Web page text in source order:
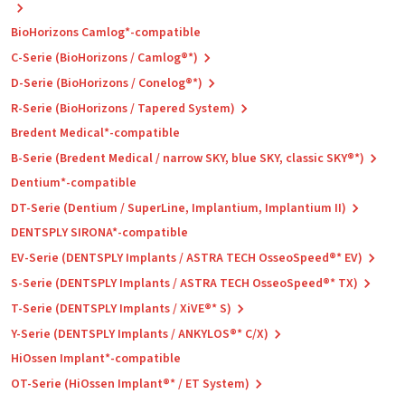
BioHorizons Camlog*-compatible
C-Serie (BioHorizons / Camlog®*)
D-Serie (BioHorizons / Conelog®*)
R-Serie (BioHorizons / Tapered System)
Bredent Medical*-compatible
B-Serie (Bredent Medical / narrow SKY, blue SKY, classic SKY®*)
Dentium*-compatible
DT-Serie (Dentium / SuperLine, Implantium, Implantium II)
DENTSPLY SIRONA*-compatible
EV-Serie (DENTSPLY Implants / ASTRA TECH OsseoSpeed®* EV)
S-Serie (DENTSPLY Implants / ASTRA TECH OsseoSpeed®* TX)
T-Serie (DENTSPLY Implants / XiVE®* S)
Y-Serie (DENTSPLY Implants / ANKYLOS®* C/X)
HiOssen Implant*-compatible
OT-Serie (HiOssen Implant®* / ET System)